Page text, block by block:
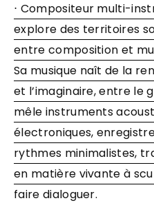
⋅ Compositeur multi-
explore des territoires
entre composition et
Sa musique naît de la
et l’imaginaire, entre le
mêle instruments
électroniques,
rythmes minimalistes,
en matière vivante à
faire dialoguer.